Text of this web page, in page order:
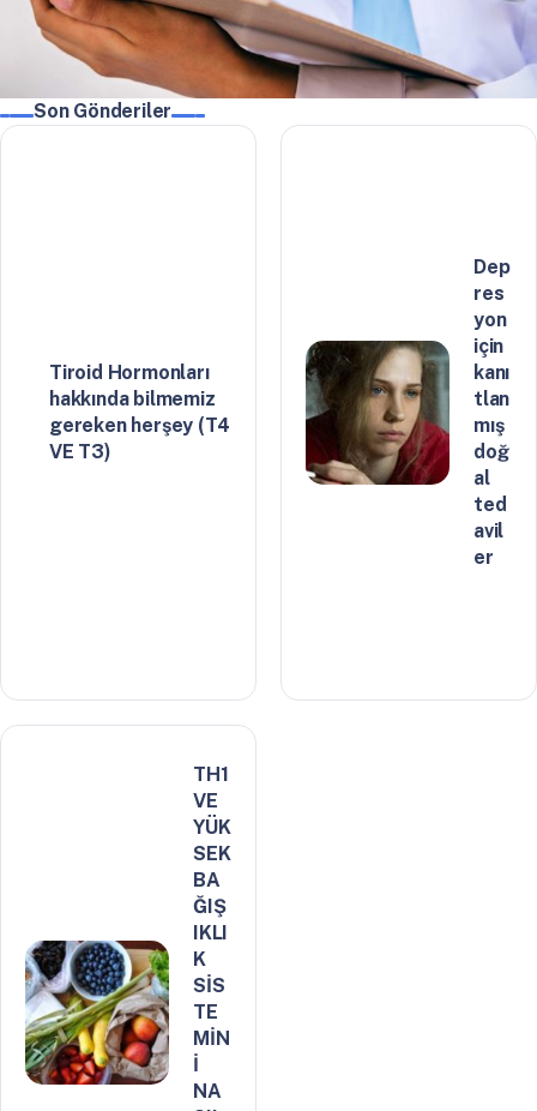
Son Gönderiler
Tiroid Hormonları
hakkında bilmemiz
gereken herşey (T4
VE T3)
Dep
res
yon
için
kanı
tlan
mış
doğ
al
ted
avil
er
TH1
VE
YÜK
SEK
BA
ĞIŞ
IKLI
K
SİS
TE
MİN
İ
NA